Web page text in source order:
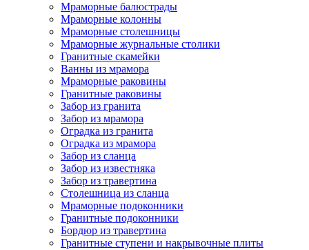
Мраморные балюстрады
Мраморные колонны
Мраморные столешницы
Мраморные журнальные столики
Гранитные скамейки
Ванны из мрамора
Мраморные раковины
Гранитные раковины
Забор из гранита
Забор из мрамора
Оградка из гранита
Оградка из мрамора
Забор из сланца
Забор из известняка
Забор из травертина
Столешница из сланца
Мраморные подоконники
Гранитные подоконники
Бордюр из травертина
Гранитные ступени и накрывочные плиты